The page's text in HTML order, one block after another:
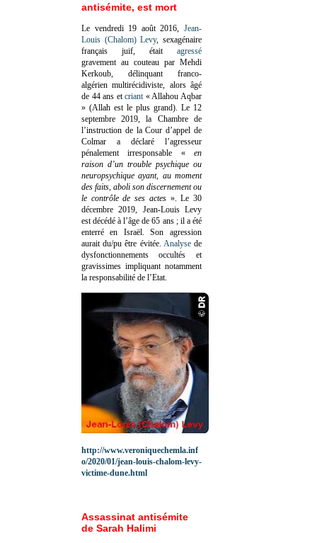
antisémite, est mort
Le vendredi 19 août 2016, Jean-
Louis (Chalom) Levy, sexagénaire
français juif, était agressé
gravement au couteau par Mehdi
Kerkoub, délinquant franco-
algérien multirécidiviste, alors âgé
de 44 ans etcriant « Allahou Aqbar
» (Allah est le plus grand). Le 12
septembre 2019, la Chambre de
l’instruction de la Cour d’appel de
Colmar a déclaré l’agresseur
pénalement irresponsable «en
raison d’un trouble psychique ou
neuropsychique ayant, au moment
des faits, aboli son discernement ou
le contrôle de ses actes». Le 30
décembre 2019, Jean-Louis Levy
est décédé à l’âge de 65 ans ; il a été
enterré en Israël. Son agression
aurait du/pu être évitée. Analysede
dysfonctionnements occultés et
gravissimes impliquant notamment
la responsabilité de l’Etat.
http://www.veroniquechemla.inf
o/2020/01/jean-louis-chalom-levy-
victime-dune.html
Assassinat antisémite
de Sarah Halimi